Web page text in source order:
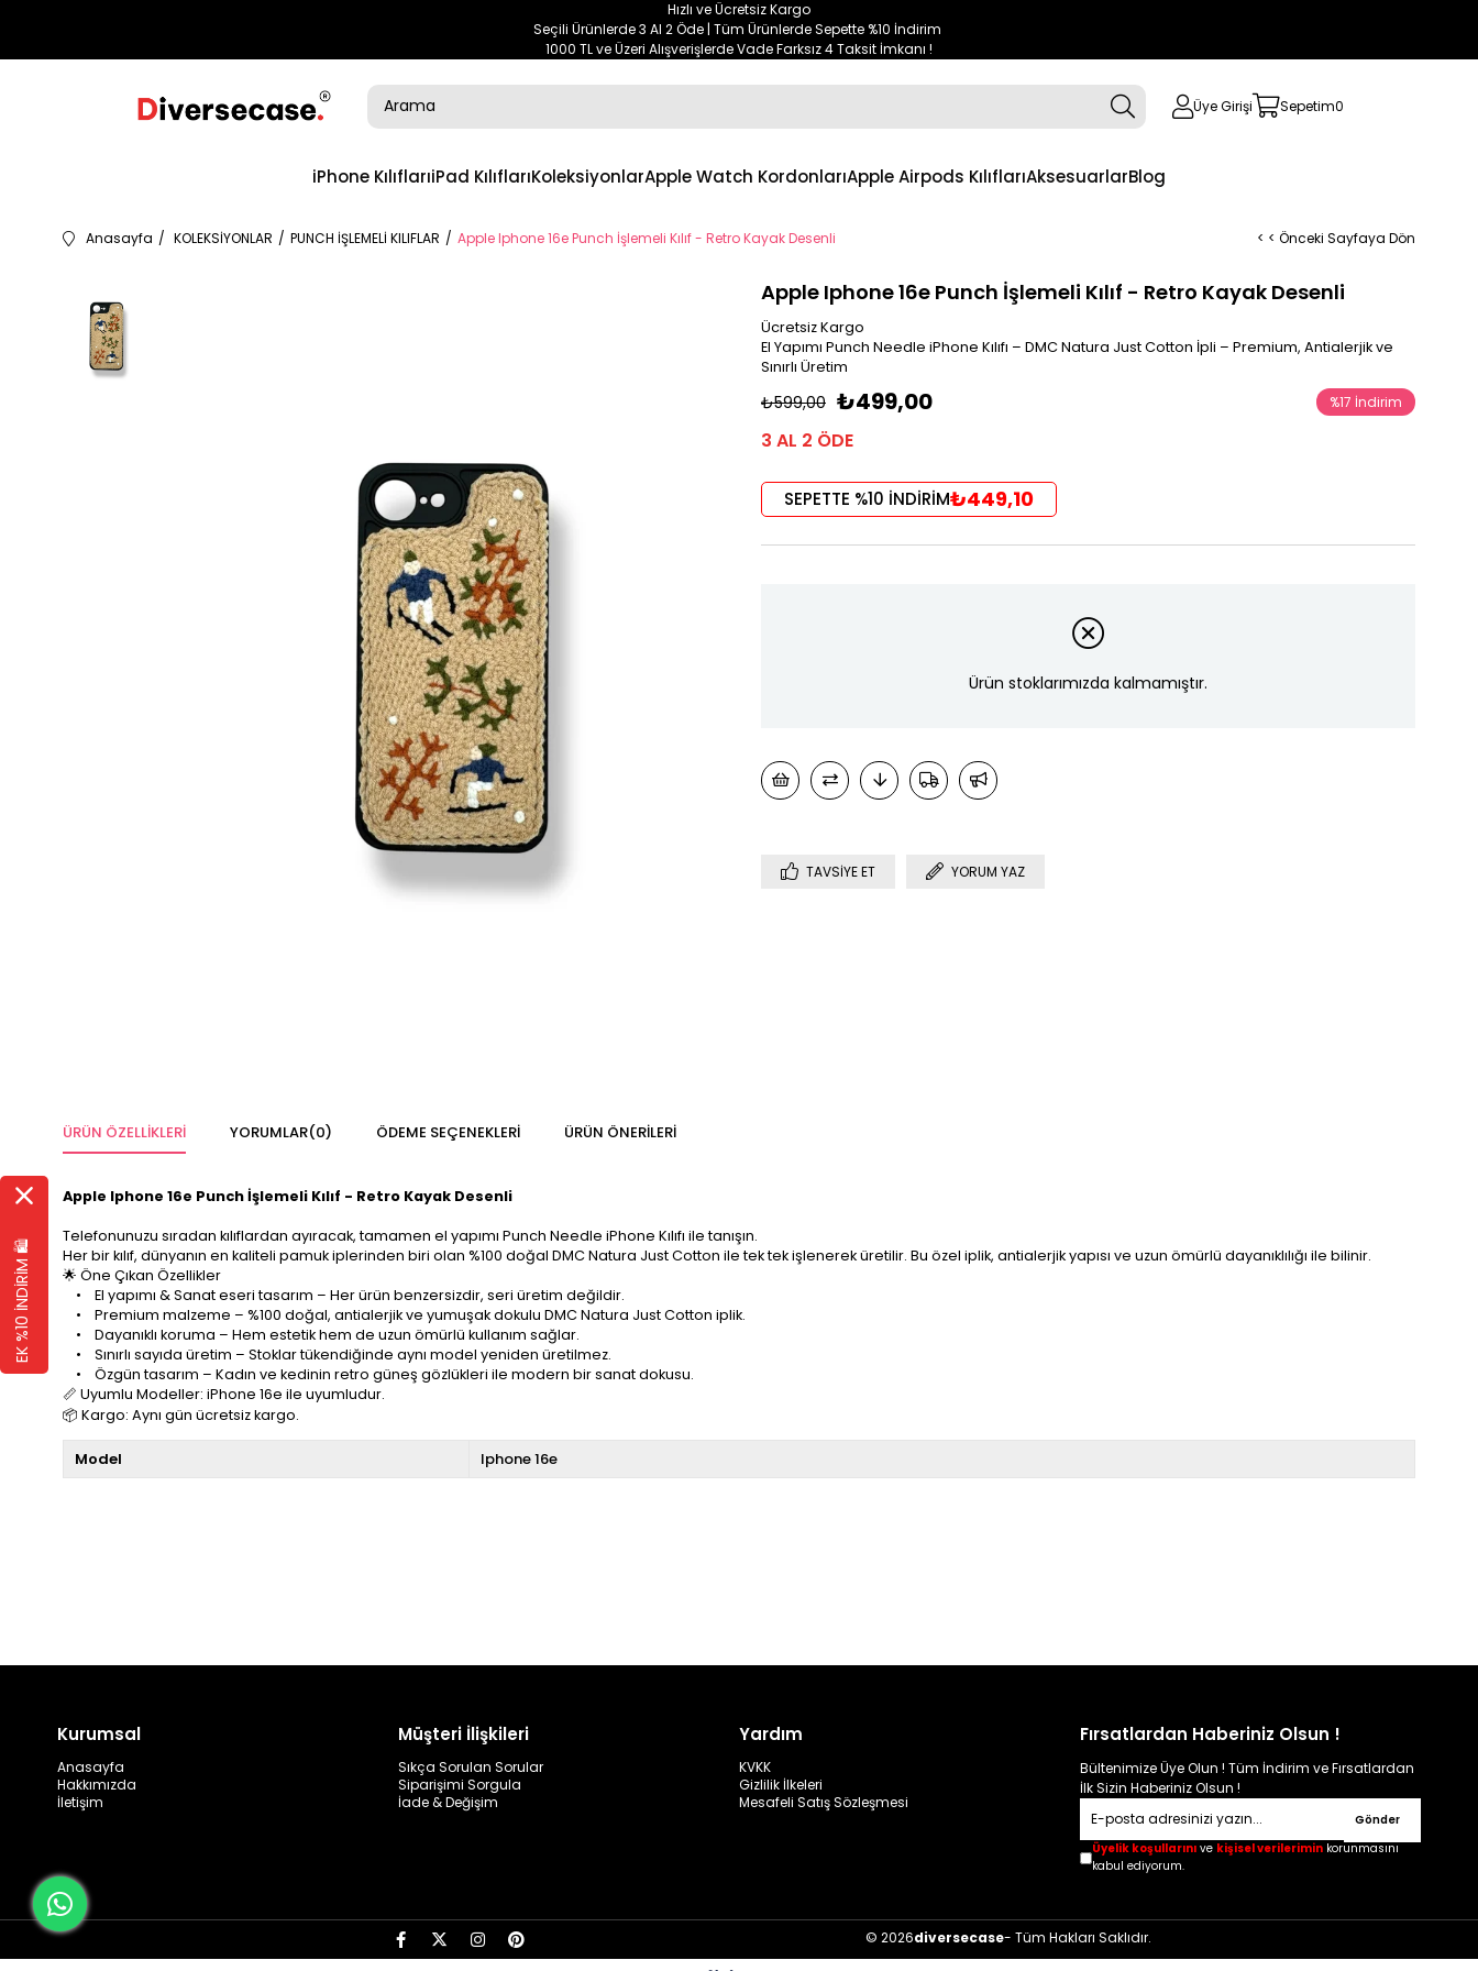
Hızlı ve Ücretsiz Kargo
Seçili Ürünlerde 3 Al 2 Öde | Tüm Ürünlerde Sepette %10 İndirim
1000 TL ve Üzeri Alışverişlerde Vade Farksız 4 Taksit İmkanı !
Üye Girişi Sepetim0
iPhone KılıflarıiPad KılıflarıKoleksiyonlarApple Watch KordonlarıApple Airpods KılıflarıAksesuarlarBlog
Anasayfa KOLEKSİYONLAR PUNCH İŞLEMELİ KILIFLAR Apple Iphone 16e Punch İşlemeli Kılıf - Retro Kayak Desenli < < Önceki Sayfaya Dön
Apple Iphone 16e Punch İşlemeli Kılıf - Retro Kayak Desenli
Ücretsiz Kargo
El Yapımı Punch Needle iPhone Kılıfı – DMC Natura Just Cotton İpli – Premium, Antialerjik ve
Sınırlı Üretim
₺599,00 ₺499,00 %17 İndirim
3 AL 2 ÖDE
SEPETTE %10 İNDİRİM₺449,10
Ürün stoklarımızda kalmamıştır.
TAVSIYE ET YORUM YAZ
ÜRÜN ÖZELLIKLERI YORUMLAR(0) ÖDEME SEÇENEKLERI ÜRÜN ÖNERILERI
Apple Iphone 16e Punch İşlemeli Kılıf - Retro Kayak Desenli
Telefonunuzu sıradan kılıflardan ayıracak, tamamen el yapımı Punch Needle iPhone Kılıfı ile tanışın.
Her bir kılıf, dünyanın en kaliteli pamuk iplerinden biri olan %100 doğal DMC Natura Just Cotton ile tek tek işlenerek üretilir. Bu özel iplik, antialerjik yapısı ve uzun ömürlü dayanıklılığı ile bilinir.
🌟 Öne Çıkan Özellikler
• El yapımı & Sanat eseri tasarım – Her ürün benzersizdir, seri üretim değildir.
• Premium malzeme – %100 doğal, antialerjik ve yumuşak dokulu DMC Natura Just Cotton iplik.
• Dayanıklı koruma – Hem estetik hem de uzun ömürlü kullanım sağlar.
• Sınırlı sayıda üretim – Stoklar tükendiğinde aynı model yeniden üretilmez.
• Özgün tasarım – Kadın ve kedinin retro güneş gözlükleri ile modern bir sanat dokusu.
📏 Uyumlu Modeller: iPhone 16e ile uyumludur.
📦 Kargo: Aynı gün ücretsiz kargo.
Model Iphone 16e
Kurumsal
Anasayfa
Hakkımızda
İletişim
Müşteri İlişkileri
Sıkça Sorulan Sorular
Siparişimi Sorgula
İade & Değişim
Yardım
KVKK
Gizlilik İlkeleri
Mesafeli Satış Sözleşmesi
Fırsatlardan Haberiniz Olsun !
Bültenimize Üye Olun ! Tüm İndirim ve Fırsatlardan
İlk Sizin Haberiniz Olsun !
Gönder
Üyelik koşullarınıve kişisel verileriminkorunmasını
kabul ediyorum.
© 2026diversecase- Tüm Hakları Saklıdır.
EK %10 İNDİRİM 🛍️